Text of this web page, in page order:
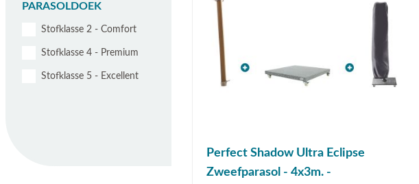
Perfect Shadow Ultra Eclipse
Zweefparasol - 4x3m. -
PARASOLDOEK
Stofklasse 2 - Comfort
Stofklasse 4 - Premium
Stofklasse 5 - Excellent